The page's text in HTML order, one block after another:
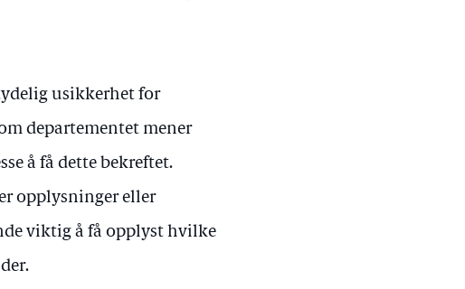
usikkerhet for
departementet mener
å få dette bekreftet.
opplysninger eller
viktig å få opplyst hvilke